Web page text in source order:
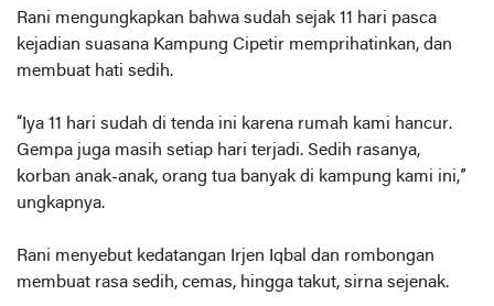
Rani mengungkapkan bahwa sudah sejak 11 hari pasca
kejadian suasana Kampung Cipetir memprihatinkan, dan
membuat hati sedih.
“Iya 11 hari sudah di tenda ini karena rumah kami hancur.
Gempa juga masih setiap hari terjadi. Sedih rasanya,
korban anak-anak, orang tua banyak di kampung kami ini,”
ungkapnya.
Rani menyebut kedatangan Irjen Iqbal dan rombongan
membuat rasa sedih, cemas, hingga takut, sirna sejenak.